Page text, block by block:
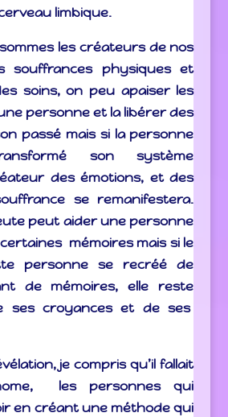
limbique.
les créateurs de nos
souffrances physiques et
soins, on peu apaiser les
personne et la libérer des
passé mais si la personne
son système
des émotions, et des
se remanifestera.
peut aider une personne
mémoires mais si le
personne se recréé de
de mémoires, elle reste
ses croyances et de ses
je compris qu’il fallait
les personnes qui
en créant une méthode qui